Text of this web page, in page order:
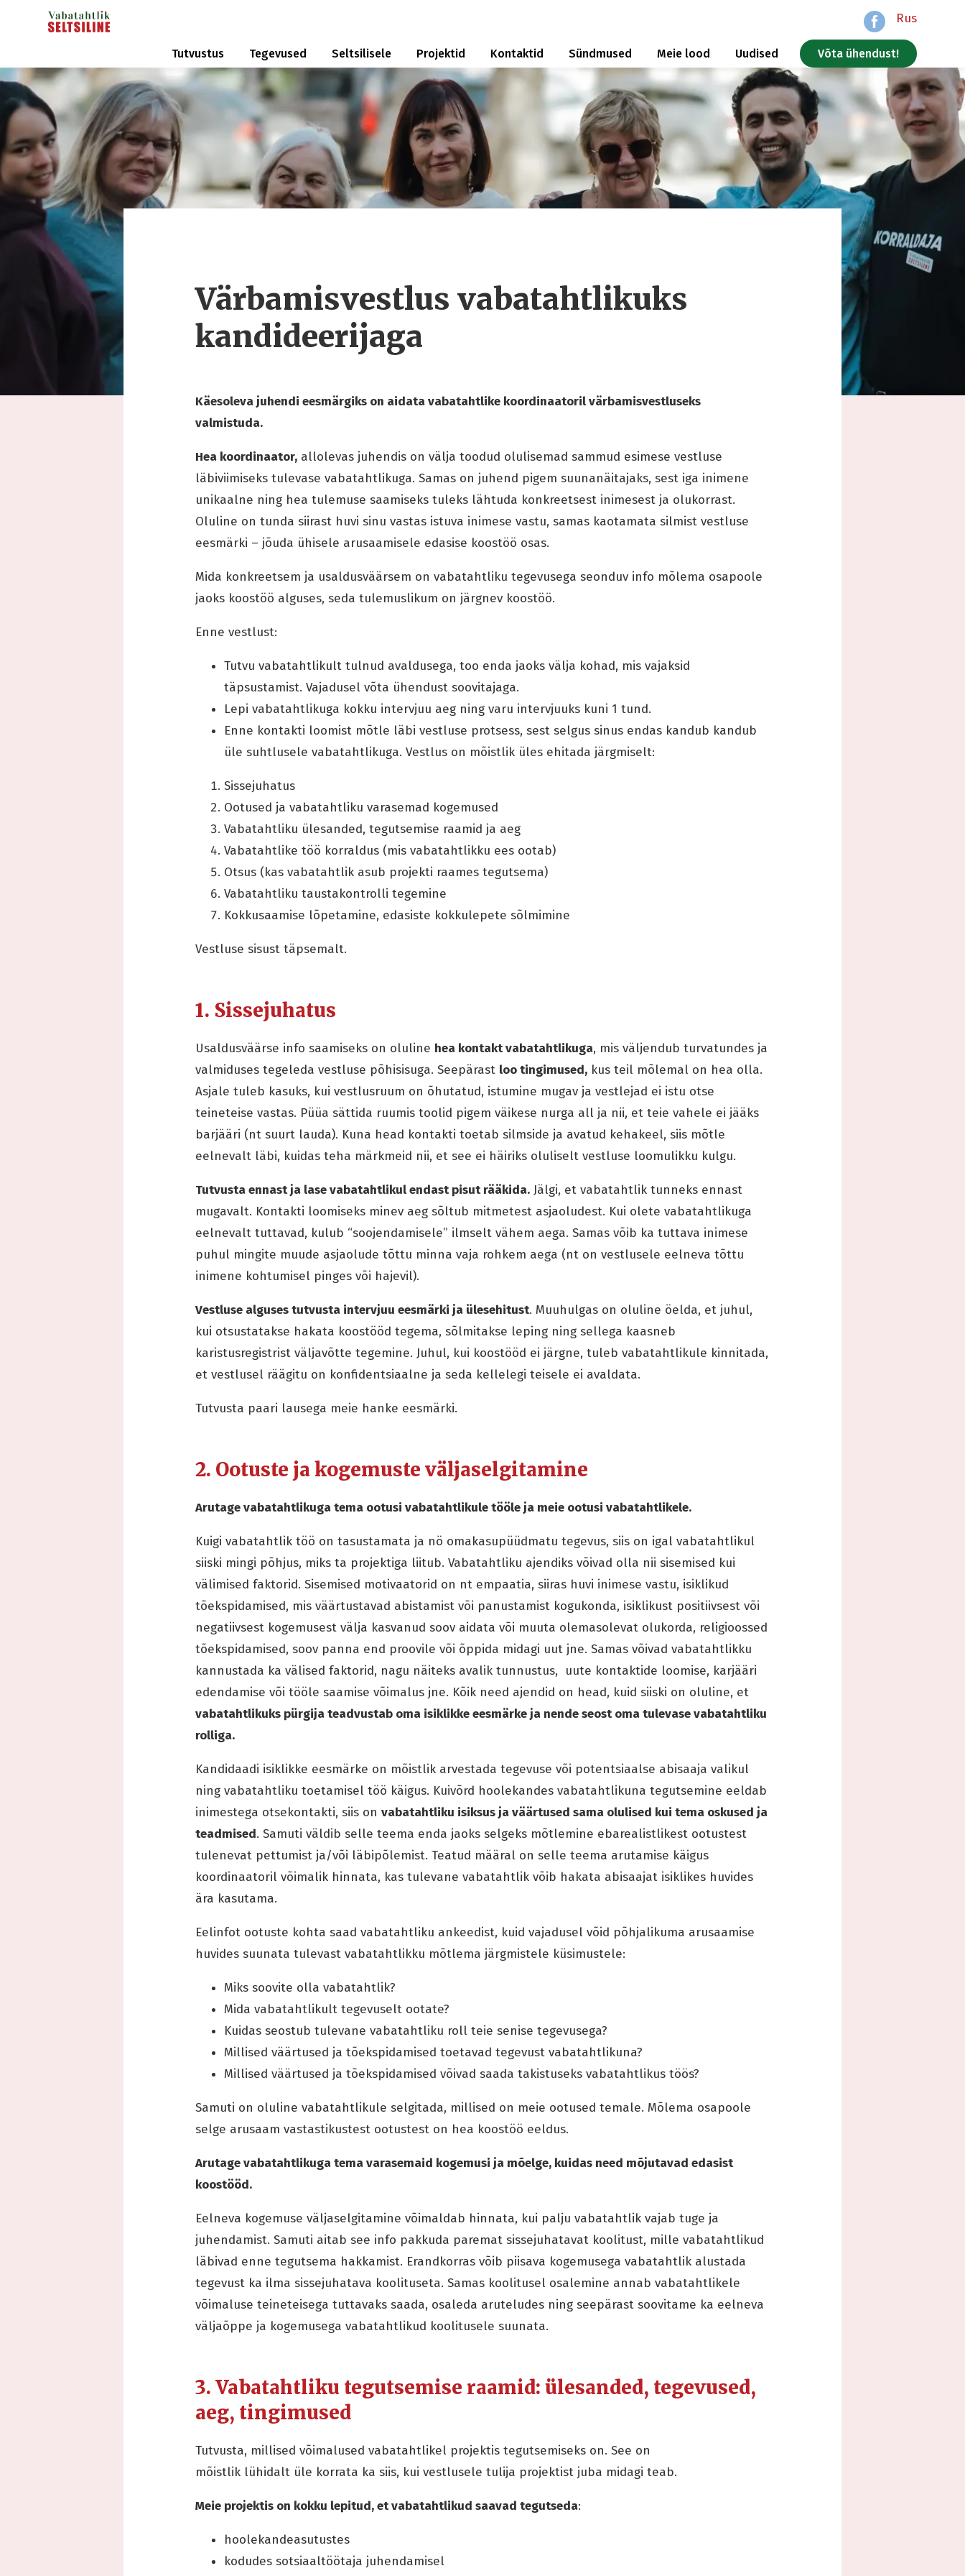
Rus
Tutvustus Tegevused Seltsilisele Projektid Kontaktid Sündmused Meie lood Uudised Võta ühendust!
Värbamisvestlus vabatahtlikuks
kandideerijaga
Käesoleva juhendi eesmärgiks on aidata vabatahtlike koordinaatoril värbamisvestluseks
valmistuda.
Hea koordinaator, allolevas juhendis on välja toodud olulisemad sammud esimese vestluse
läbiviimiseks tulevase vabatahtlikuga. Samas on juhend pigem suunanäitajaks, sest iga inimene
unikaalne ning hea tulemuse saamiseks tuleks lähtuda konkreetsest inimesest ja olukorrast.
Oluline on tunda siirast huvi sinu vastas istuva inimese vastu, samas kaotamata silmist vestluse
eesmärki – jõuda ühisele arusaamisele edasise koostöö osas.
Mida konkreetsem ja usaldusväärsem on vabatahtliku tegevusega seonduv info mõlema osapoole
jaoks koostöö alguses, seda tulemuslikum on järgnev koostöö.
Enne vestlust:
Tutvu vabatahtlikult tulnud avaldusega, too enda jaoks välja kohad, mis vajaksid
täpsustamist. Vajadusel võta ühendust soovitajaga.
Lepi vabatahtlikuga kokku intervjuu aeg ning varu intervjuuks kuni 1 tund.
Enne kontakti loomist mõtle läbi vestluse protsess, sest selgus sinus endas kandub kandub
üle suhtlusele vabatahtlikuga. Vestlus on mõistlik üles ehitada järgmiselt:
Sissejuhatus
Ootused ja vabatahtliku varasemad kogemused
Vabatahtliku ülesanded, tegutsemise raamid ja aeg
Vabatahtlike töö korraldus (mis vabatahtlikku ees ootab)
Otsus (kas vabatahtlik asub projekti raames tegutsema)
Vabatahtliku taustakontrolli tegemine
Kokkusaamise lõpetamine, edasiste kokkulepete sõlmimine
Vestluse sisust täpsemalt.
1. Sissejuhatus
Usaldusväärse info saamiseks on oluline hea kontakt vabatahtlikuga, mis väljendub turvatundes ja
valmiduses tegeleda vestluse põhisisuga. Seepärast loo tingimused, kus teil mõlemal on hea olla.
Asjale tuleb kasuks, kui vestlusruum on õhutatud, istumine mugav ja vestlejad ei istu otse
teineteise vastas. Püüa sättida ruumis toolid pigem väikese nurga all ja nii, et teie vahele ei jääks
barjääri (nt suurt lauda). Kuna head kontakti toetab silmside ja avatud kehakeel, siis mõtle
eelnevalt läbi, kuidas teha märkmeid nii, et see ei häiriks oluliselt vestluse loomulikku kulgu.
Tutvusta ennast ja lase vabatahtlikul endast pisut rääkida. Jälgi, et vabatahtlik tunneks ennast
mugavalt. Kontakti loomiseks minev aeg sõltub mitmetest asjaoludest. Kui olete vabatahtlikuga
eelnevalt tuttavad, kulub “soojendamisele” ilmselt vähem aega. Samas võib ka tuttava inimese
puhul mingite muude asjaolude tõttu minna vaja rohkem aega (nt on vestlusele eelneva tõttu
inimene kohtumisel pinges või hajevil).
Vestluse alguses tutvusta intervjuu eesmärki ja ülesehitust. Muuhulgas on oluline öelda, et juhul,
kui otsustatakse hakata koostööd tegema, sõlmitakse leping ning sellega kaasneb
karistusregistrist väljavõtte tegemine. Juhul, kui koostööd ei järgne, tuleb vabatahtlikule kinnitada,
et vestlusel räägitu on konfidentsiaalne ja seda kellelegi teisele ei avaldata.
Tutvusta paari lausega meie hanke eesmärki.
2. Ootuste ja kogemuste väljaselgitamine
Arutage vabatahtlikuga tema ootusi vabatahtlikule tööle ja meie ootusi vabatahtlikele.
Kuigi vabatahtlik töö on tasustamata ja nö omakasupüüdmatu tegevus, siis on igal vabatahtlikul
siiski mingi põhjus, miks ta projektiga liitub. Vabatahtliku ajendiks võivad olla nii sisemised kui
välimised faktorid. Sisemised motivaatorid on nt empaatia, siiras huvi inimese vastu, isiklikud
tõekspidamised, mis väärtustavad abistamist või panustamist kogukonda, isiklikust positiivsest või
negatiivsest kogemusest välja kasvanud soov aidata või muuta olemasolevat olukorda, religioossed
tõekspidamised, soov panna end proovile või õppida midagi uut jne. Samas võivad vabatahtlikku
kannustada ka välised faktorid, nagu näiteks avalik tunnustus, uute kontaktide loomise, karjääri
edendamise või tööle saamise võimalus jne. Kõik need ajendid on head, kuid siiski on oluline, et
vabatahtlikuks pürgija teadvustab oma isiklikke eesmärke ja nende seost oma tulevase vabatahtliku
rolliga.
Kandidaadi isiklikke eesmärke on mõistlik arvestada tegevuse või potentsiaalse abisaaja valikul
ning vabatahtliku toetamisel töö käigus. Kuivõrd hoolekandes vabatahtlikuna tegutsemine eeldab
inimestega otsekontakti, siis on vabatahtliku isiksus ja väärtused sama olulised kui tema oskused ja
teadmised. Samuti väldib selle teema enda jaoks selgeks mõtlemine ebarealistlikest ootustest
tulenevat pettumist ja/või läbipõlemist. Teatud määral on selle teema arutamise käigus
koordinaatoril võimalik hinnata, kas tulevane vabatahtlik võib hakata abisaajat isiklikes huvides
ära kasutama.
Eelinfot ootuste kohta saad vabatahtliku ankeedist, kuid vajadusel võid põhjalikuma arusaamise
huvides suunata tulevast vabatahtlikku mõtlema järgmistele küsimustele:
Miks soovite olla vabatahtlik?
Mida vabatahtlikult tegevuselt ootate?
Kuidas seostub tulevane vabatahtliku roll teie senise tegevusega?
Millised väärtused ja tõekspidamised toetavad tegevust vabatahtlikuna?
Millised väärtused ja tõekspidamised võivad saada takistuseks vabatahtlikus töös?
Samuti on oluline vabatahtlikule selgitada, millised on meie ootused temale. Mõlema osapoole
selge arusaam vastastikustest ootustest on hea koostöö eeldus.
Arutage vabatahtlikuga tema varasemaid kogemusi ja mõelge, kuidas need mõjutavad edasist
koostööd.
Eelneva kogemuse väljaselgitamine võimaldab hinnata, kui palju vabatahtlik vajab tuge ja
juhendamist. Samuti aitab see info pakkuda paremat sissejuhatavat koolitust, mille vabatahtlikud
läbivad enne tegutsema hakkamist. Erandkorras võib piisava kogemusega vabatahtlik alustada
tegevust ka ilma sissejuhatava koolituseta. Samas koolitusel osalemine annab vabatahtlikele
võimaluse teineteisega tuttavaks saada, osaleda aruteludes ning seepärast soovitame ka eelneva
väljaõppe ja kogemusega vabatahtlikud koolitusele suunata.
3. Vabatahtliku tegutsemise raamid: ülesanded, tegevused,
aeg, tingimused
Tutvusta, millised võimalused vabatahtlikel projektis tegutsemiseks on. See on
mõistlik lühidalt üle korrata ka siis, kui vestlusele tulija projektist juba midagi teab.
Meie projektis on kokku lepitud, et vabatahtlikud saavad tegutseda:
hoolekandeasutustes
kodudes sotsiaaltöötaja juhendamisel